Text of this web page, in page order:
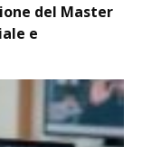
del Master
e